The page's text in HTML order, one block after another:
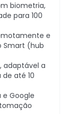
biometria,
para 100
e
Smart (hub
adaptável a
até 10
Google